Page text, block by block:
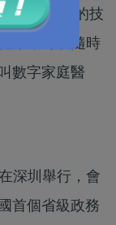
就是用AI的技
康，可以隨時
數字家庭醫
深圳舉行，會
首個省級政務